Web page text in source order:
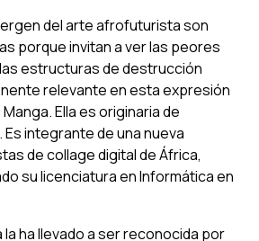
del arte afrofuturista son
porque invitan a ver las peores
estructuras de destrucción
relevante en esta expresión
Ella es originaria de
Es integrante de una nueva
de collage digital de África,
su licenciatura en Informática en
ha llevado a ser reconocida por